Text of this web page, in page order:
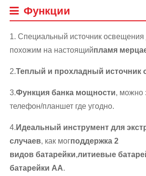
Функции
1. Специальный источник освещения
похожим на настоящийпламя
2.Теплый и прохладный источник
3.Функция банка мощности, можно
телефон/планшет где угодно.
4. Идеальный инструмент для
случаев, как могподдержка 2
видов батарейки,литиевые
батарейки АА.